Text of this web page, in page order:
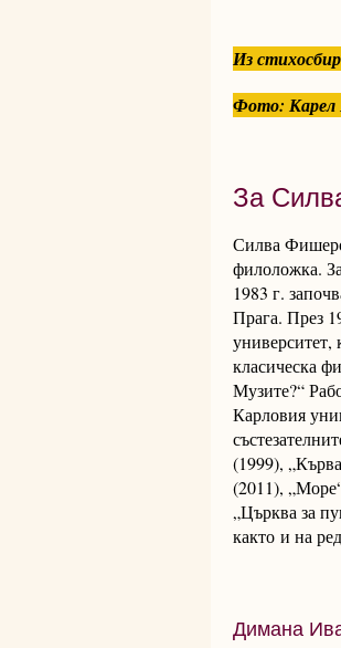
Из
Фото: Карел
За
Силва
филоложка.
1983 г.
Прага. През
университет,
класическа
Музите?“
Карловия
(1999),
(2011),
„Църква за
както и на
Димана